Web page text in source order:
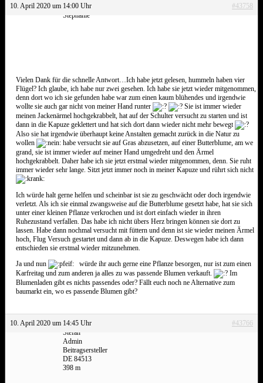
10. April 2020 um 14:00 Uhr
#43758
Stephanie
Vielen Dank für die schnelle Antwort…Ich habe jetzt gelesen, hummeln haben vier
Flügel? Ich glaube, ich habe nur zwei gesehen. Ich habe sie jetzt wieder mitgenommen,
denn dort wo ich sie gefunden habe war zum einen kaum blühendes und irgendwie
wollte sie auch gar nicht von meiner Hand runter
Sie ist immer wieder
meinen Jackenärmel hochgekrabbelt, hat auf der Schulter versucht zu starten und ist
dann in die Kapuze geklettert und hat sich dort dann wieder nicht mehr bewegt
Also sie hat irgendwie überhaupt keine Anstalten gemacht zurück in die Natur zu
wollen
habe versucht sie auf Gras abzusetzen, auf einer Butterblume, am we
grand, sie ist immer wieder auf meiner Hand umgedreht und den Ärmel
hochgekrabbelt. Daher habe ich sie jetzt erstmal wieder mitgenommen, denn. Sie ruht
immer wieder sehr lange. Sitzt jetzt immer noch in meiner Kapuze und rührt sich nicht
Ich würde halt gerne helfen und scheinbar ist sie zu geschwächt oder doch irgendwie
verletzt. Als ich sie einmal zwangsweise auf die Butterblume gesetzt habe, hat sie sich
unter einer kleinen Pflanze verkrochen und ist dort einfach wieder in ihren
Ruhezustand verfallen. Das habe ich nicht übers Herz bringen können sie dort zu
lassen. Habe dann nochmal versucht mit füttern und denn ist sie wieder meinen Ärmel
hoch, Flug Versuch gestartet und dann ab in die Kapuze. Deswegen habe ich dann
entschieden sie erstmal wieder mitzunehmen.
Ja und nun
würde ihr auch gerne eine Pflanze besorgen, nur ist zum einen
Karfreitag und zum anderen ja alles zu was passende Blumen verkauft.
Im
Blumenladen gibt es nichts passendes oder? Fällt euch noch ne Alternative zum
baumarkt ein, wo es passende Blumen gibt?
10. April 2020 um 14:45 Uhr
#43766
Stefan
Admin
Beitragsersteller
DE 84513
398 m